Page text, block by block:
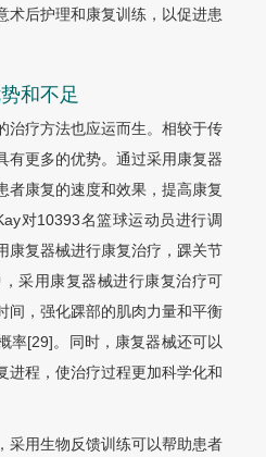
术后护理和康复训练，以促进患
和不足
治疗方法也应运而生。相较于传
有更多的优势。通过采用康复器
者康复的速度和效果，提高康复
对10393名篮球运动员进行调
康复器械进行康复治疗，踝关节
采用康复器械进行康复治疗可
间，强化踝部的肌肉力量和平衡
率[29]。同时，康复器械还可以
进程，使治疗过程更加科学化和
采用生物反馈训练可以帮助患者